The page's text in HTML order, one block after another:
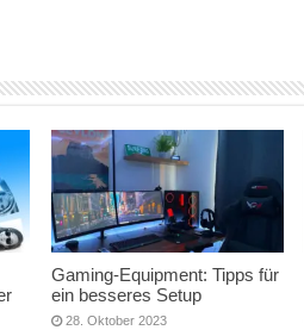
Gaming-Equipment: Tipps für
ein besseres Setup
28. Oktober 2023